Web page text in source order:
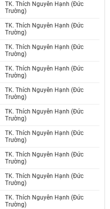
TK. Thích Nguyên Hạnh (Đức
Trường)
TK. Thích Nguyên Hạnh (Đức
Trường)
TK. Thích Nguyên Hạnh (Đức
Trường)
TK. Thích Nguyên Hạnh (Đức
Trường)
TK. Thích Nguyên Hạnh (Đức
Trường)
TK. Thích Nguyên Hạnh (Đức
Trường)
TK. Thích Nguyên Hạnh (Đức
Trường)
TK. Thích Nguyên Hạnh (Đức
Trường)
TK. Thích Nguyên Hạnh (Đức
Trường)
TK. Thích Nguyên Hạnh (Đức
Trường)